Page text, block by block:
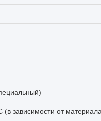
(в зависимости от